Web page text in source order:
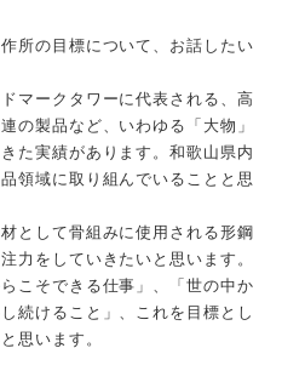
所の目標について、お話したい
マークタワーに代表される、高
の製品など、いわゆる「大物」
た実績があります。和歌山県内
領域に取り組んでいることと思
として骨組みに使用される形鋼
力をしていきたいと思います。
こそできる仕事」、「世の中か
続けること」、これを目標とし
思います。